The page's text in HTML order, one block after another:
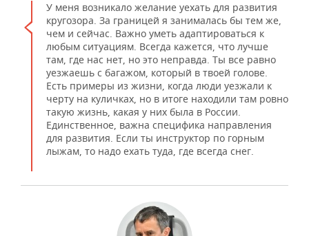
У меня возникало желание уехать для развития
кругозора. За границей я занималась бы тем же,
чем и сейчас. Важно уметь адаптироваться к
любым ситуациям. Всегда кажется, что лучше
там, где нас нет, но это неправда. Ты все равно
уезжаешь с багажом, который в твоей голове.
Есть примеры из жизни, когда люди уезжали к
черту на куличках, но в итоге находили там ровно
такую жизнь, какая у них была в России.
Единственное, важна специфика направления
для развития. Если ты инструктор по горным
лыжам, то надо ехать туда, где всегда снег.